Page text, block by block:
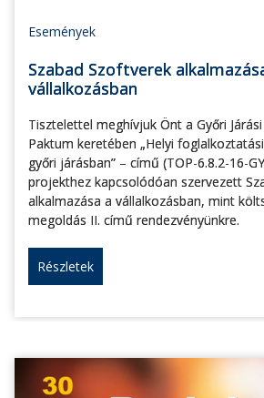
Események
Szabad Szoftverek
vállalkozásban
Tisztelettel meghívjuk Önt a Győri
Paktum keretében „Helyi
győri járásban” – című (TOP-6.8.2-16-
projekthez kapcsolódóan szervezett
alkalmazása a vállalkozásban, mint
megoldás II. című rendezvényünkre.
Részletek